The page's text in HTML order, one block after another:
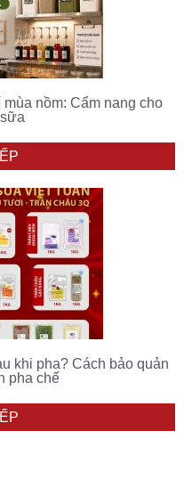
nồm: Cẩm nang cho
khi pha? Cách bảo quản
pha chế